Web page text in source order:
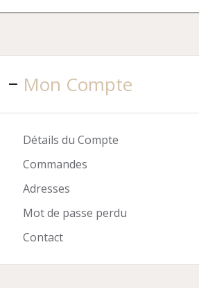
Mon Compte
Détails du Compte
Commandes
Adresses
Mot de passe perdu
Contact